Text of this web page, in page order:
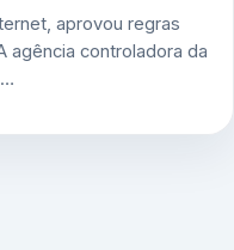
aprovou regras
agência controladora da